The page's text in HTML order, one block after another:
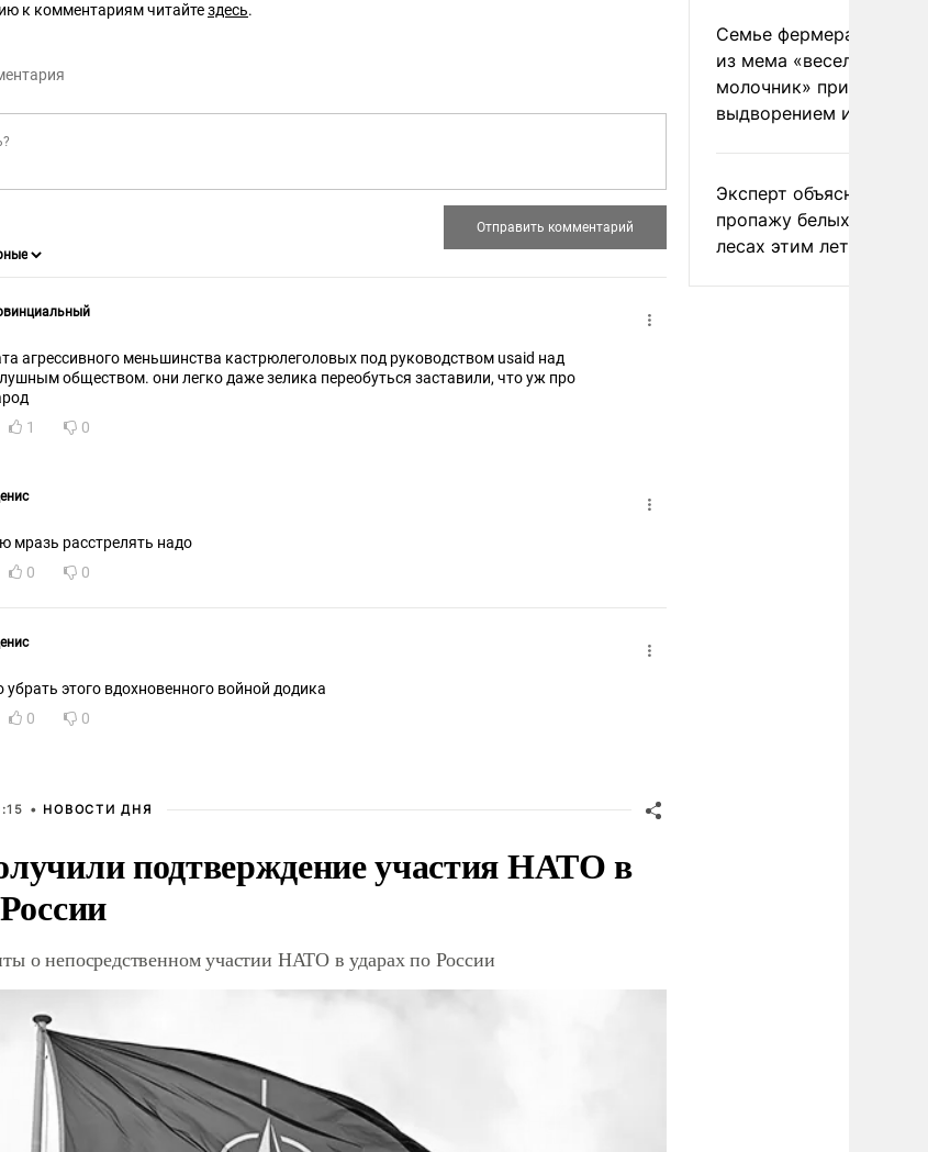
к комментариям читайтездесь.
агрессивного меньшинства кастрюлеголовых под руководством usaid над
обществом. они легко даже зелика переобуться заставили, что уж про
1 0
мразь расстрелять надо
0 0
убрать этого вдохновенного войной додика
0 0
• НОВОСТИ ДНЯ
подтверждение участия НАТО в
о непосредственном участии НАТО в ударах по России
Семье фермера
из мема «веселый
молочник» пригрозили
выдворением из
Эксперт объяснил
пропажу белых грибов
лесах этим летом